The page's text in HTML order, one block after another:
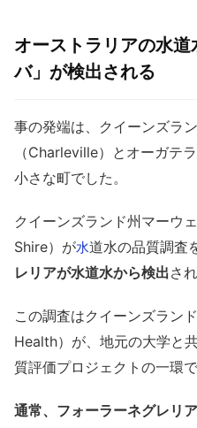
オーストラリアの水
バ」が検出される
事の発端は、クイーンズラ
（Charleville）とオーガテ
小さな町でした。
クイーンズランド州マーウ
Shire）が水道水の品質調査
レリアが水道水から検出さ
この調査はクイーンズラン
Health）が、地元の大学と
質評価プロジェクトの一環で
通常、フォーラーネグレリ